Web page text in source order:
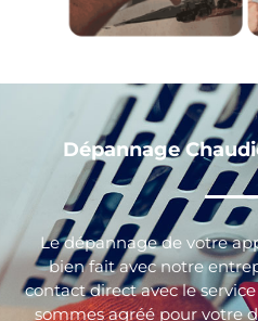
Dépannage
Le dépannage de votre
bien fait avec notre
contact direct avec le
sommes agréé pour votre